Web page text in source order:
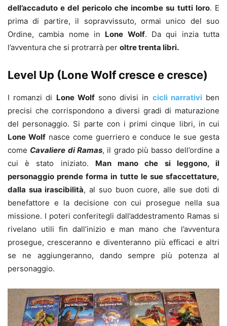
dell’accaduto e del pericolo che incombe su tutti loro. E
prima di partire, il sopravvissuto, ormai unico del suo
Ordine, cambia nome in Lone Wolf. Da qui inzia tutta
l’avventura che si protrarrà per oltre trenta libri.
Level Up (Lone Wolf cresce e cresce)
I romanzi di Lone Wolfsono divisi in cicli narrativiben
precisi che corrispondono a diversi gradi di maturazione
del personaggio. Si parte con i primi cinque libri, in cui
Lone Wolfnasce come guerriero e conduce le sue gesta
come Cavaliere di Ramas, il grado più basso dell’ordine a
cui è stato iniziato. Man mano che si leggono, il
personaggio prende forma in tutte le sue sfaccettature,
dalla sua irascibilità, al suo buon cuore, alle sue doti di
benefattore e la decisione con cui prosegue nella sua
missione. I poteri conferitegli dall’addestramento Ramas si
rivelano utili fin dall’inizio e man mano che l’avventura
prosegue, cresceranno e diventeranno più efficaci e altri
se ne aggiungeranno, dando sempre più potenza al
personaggio.